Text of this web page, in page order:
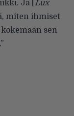
Ja [ Lux
miten ihmiset
sen